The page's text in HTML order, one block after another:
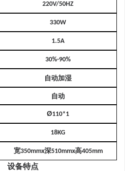
220V/50HZ
330W
1.5A
30%-90%
自动加湿
自动
Ø110*1
18KG
宽350mmx深510mmx高405mm
设备特点